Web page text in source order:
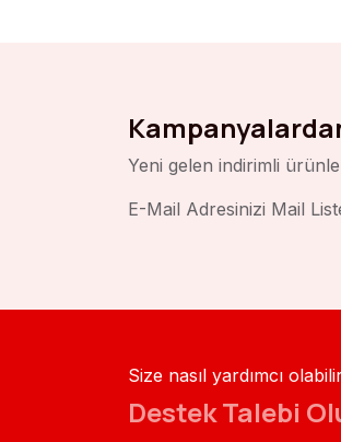
Yeni gelen indirimli
E-Mail Adresinizi Mail
Size nasıl yardımcı
Destek Talebi